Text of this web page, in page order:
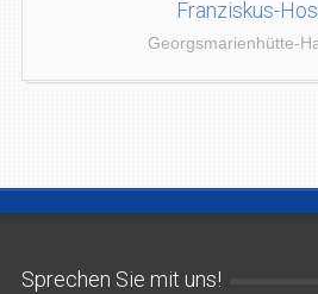
Franziskus-
Georgsmarienhütte-
Sprechen Sie mit uns!